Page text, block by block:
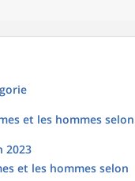
et les hommes selon
2023
et les hommes selon